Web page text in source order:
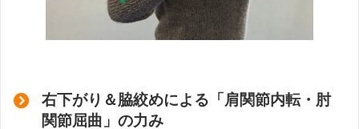
右下がり＆脇絞めによる「肩関節内転・肘
関節屈曲」の力み